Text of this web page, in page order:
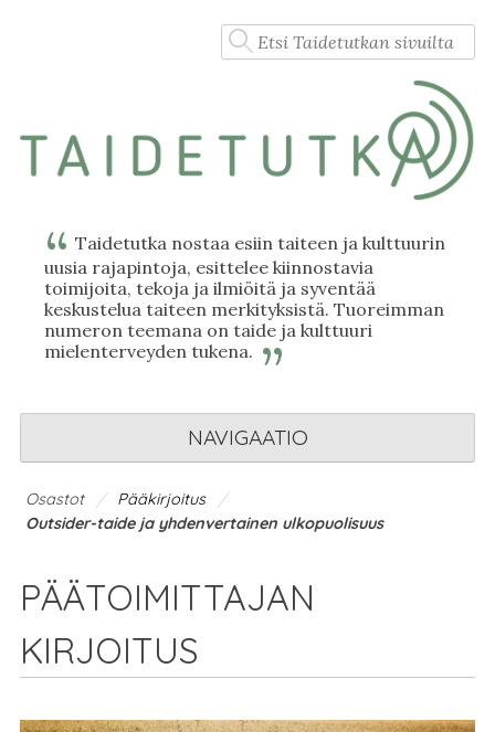
Taidetutka nostaa esiin taiteen ja kulttuurin
uusia rajapintoja, esittelee kiinnostavia
toimijoita, tekoja ja ilmiöitä ja syventää
keskustelua taiteen merkityksistä. Tuoreimman
numeron teemana on taide ja kulttuuri
mielenterveyden tukena.
NAVIGAATIO
Osastot / Pääkirjoitus /
Outsider-taide ja yhdenvertainen ulkopuolisuus
PÄÄTOIMITTAJAN
KIRJOITUS